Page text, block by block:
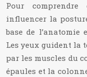
Pour
influencer la
base de l’anatomie
Les yeux guident la
par les muscles du
épaules et la